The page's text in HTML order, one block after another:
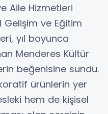
Aile Hizmetleri
Gelişim ve Eğitim
yıl boyunca
Menderes Kültür
beğenisine sundu.
ürünlerin yer
hem de kişisel